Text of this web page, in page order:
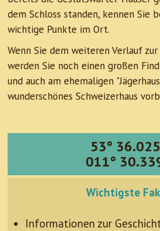
dem Schloss standen, kennen Sie
wichtige Punkte im Ort.
Wenn Sie dem weiteren Verlauf
werden Sie noch einen großen
und auch am ehemaligen
wunderschönes Schweizerhaus
53°
011°
Wichtigste
Informationen zur